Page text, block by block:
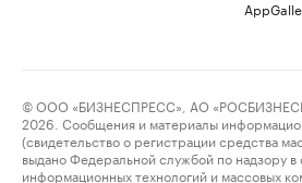
© ООО «БИЗНЕСПРЕСС», АО
2026. Сообщения и материалы
(свидетельство о регистрации средства
выдано Федеральной службой по надзору в
информационных технологий и массовых